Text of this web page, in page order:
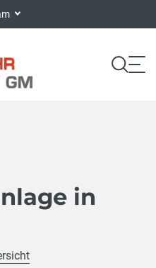
in